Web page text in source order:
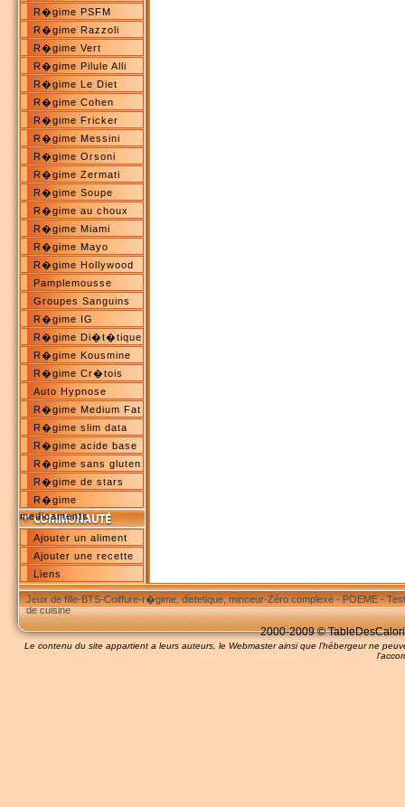
R�gime PSFM
R�gime Razzoli
R�gime Vert
R�gime Pilule Alli
R�gime Le Diet
R�gime Cohen
R�gime Fricker
R�gime Messini
R�gime Orsoni
R�gime Zermati
R�gime Soupe
R�gime au choux
R�gime Miami
R�gime Mayo
R�gime Hollywood
Pamplemousse
Groupes Sanguins
R�gime IG
R�gime Di�t�tique
R�gime Kousmine
R�gime Cr�tois
Auto Hypnose
R�gime Medium Fat
R�gime slim data
R�gime acide base
R�gime sans gluten
R�gime de stars
R�gime
medicaments
Ajouter un aliment
Ajouter une recette
Liens
Jeux de fille-BTS-Coiffure-r�gime, dietetique, minceur-Zéro complexe-POEME-
de cuisine
2000-2009 ©
Le contenu du site appartient a leurs auteurs, le Webmaster ainsi que l'hébergeur ne